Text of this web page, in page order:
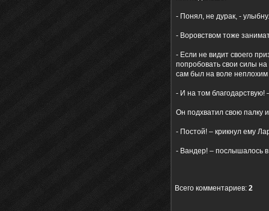
- Понял, не дурак, -
- Воровством тоже
- Если не видит своего
попробовать свои силы
сам был на воле неплохим
- И на том
Он подхватил свою палку
- Постой! – крикнул ему
- Вандер! – послышалось в
Всего комментариев: 2